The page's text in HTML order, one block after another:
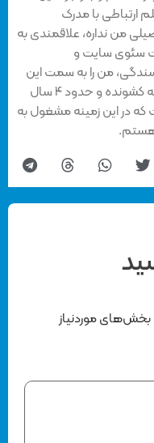
با مدرک
نداره، علاقمندی به
سایت و
من را به سمت این
حرفه کشونده و حدود ۴ سال
این زمینه مشغول به
موردنیاز